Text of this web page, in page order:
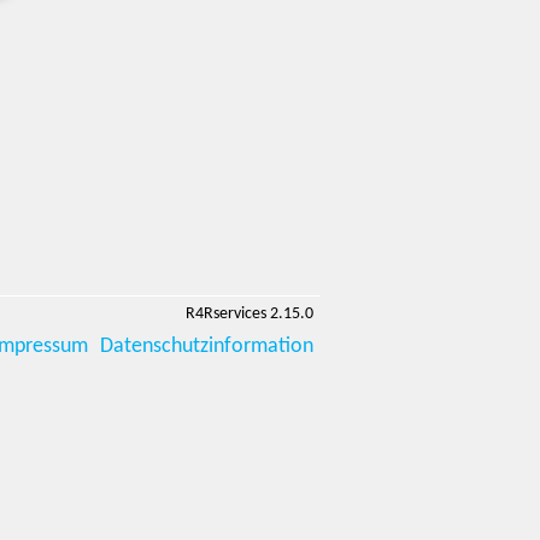
R4Rservices 2.15.0
Datenschutzinformation